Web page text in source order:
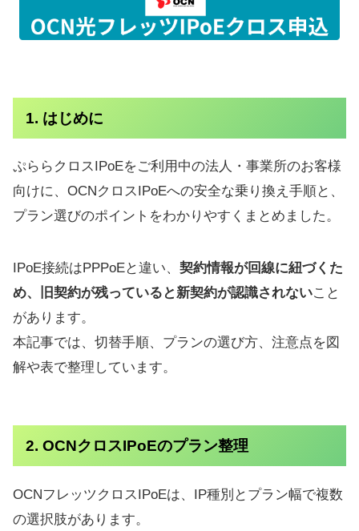
1. はじめに
ぷららクロスIPoEをご利用中の法人・事業所のお客様
向けに、OCNクロスIPoEへの安全な乗り換え手順と、
プラン選びのポイントをわかりやすくまとめました。
IPoE接続はPPPoEと違い、 契約情報が回線に紐づくた
め、旧契約が残っていると新契約が認識されないこと
があります。
本記事では、切替手順、プランの選び方、注意点を図
解や表で整理しています。
2. OCNクロスIPoEのプラン整理
OCNフレッツクロスIPoEは、IP種別とプラン幅で複数
の選択肢があります。